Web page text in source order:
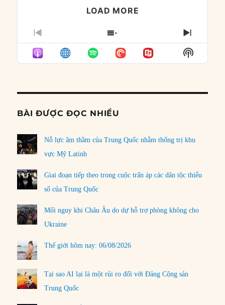
LOAD MORE
PREVIOUS
EPISODE
SHOW
EPISODES
LIST
NEXT
Show
Podcast
BÀI ĐƯỢC ĐỌC NHIỀU
Nỗ lực âm thầm của Trung Quốc nhằm thống trị khu
vực Mỹ Latinh
Giai đoạn tiếp theo trong cuộc trấn áp các dân tộc thiểu
số của Trung Quốc
Mối nguy khi Châu Âu do dự hỗ trợ phòng không cho
Ukraine
Thế giới hôm nay: 06/08/2026
Tại sao AI lại là một rủi ro đối với Đảng Cộng sản
Trung Quốc